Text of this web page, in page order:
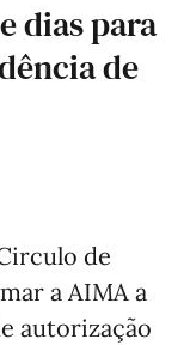
dias para
de
de
a AIMA a
autorização